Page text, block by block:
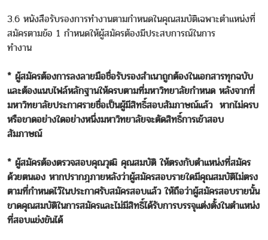
3.6 หนังสือรับรองการทำงานตามกำหนดในคุณสมบัติเฉพาะตำแหน่งที่
สมัครตามข้อ 1 กำหนดให้ผู้สมัครต้องมีประสบการณ์ในการ
ทำงาน
* ผู้สมัครต้องการลงลายมือชื่อรับรองสำเนาถูกต้องในเอกสารทุกฉบับ
และต้องแนบไฟล์หลักฐานให้ครบตามที่มหาวิทยาลัยกำหนด หลังจากที่
มหาวิทยาลัยประกาศรายชื่อเป็นผู้มีสิทธิ์สอบสัมภาษณ์แล้ว หากไม่ครบ
หรือขาดอย่างใดอย่างหนึ่งมหาวิทยาลัยจะตัดสิทธิ์การเข้าสอบ
สัมภาษณ์
* ผู้สมัครต้องตรวจสอบคุณวุฒิ คุณสมบัติ ให้ตรงกับตำแหน่งที่สมัคร
ด้วยตนเอง หากปรากฎภายหลังว่าผู้สมัครสอบรายใดมีคุณสมบัติไม่ตรง
ตามที่กำหนดไว้ในประกาศรับสมัครสอบแล้ว ให้ถือว่าผู้สมัครสอบรายนั้น
ขาดคุณสมบัติในการสมัครและไม่มีสิทธิ์ได้รับการบรรจุแต่งตั้งในตำแหน่ง
ที่สอบแข่งขันได้